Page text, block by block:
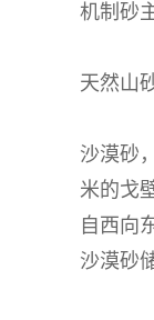
机制砂
天然山
沙漠砂
米的戈
自西向
沙漠砂